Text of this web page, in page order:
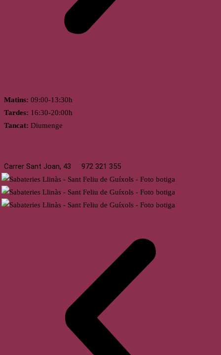
Matins: 09:00-13:30h
Tardes: 16:30-20:00h
Tancat: Diumenge
Carrer Sant Joan, 43 972 321 355